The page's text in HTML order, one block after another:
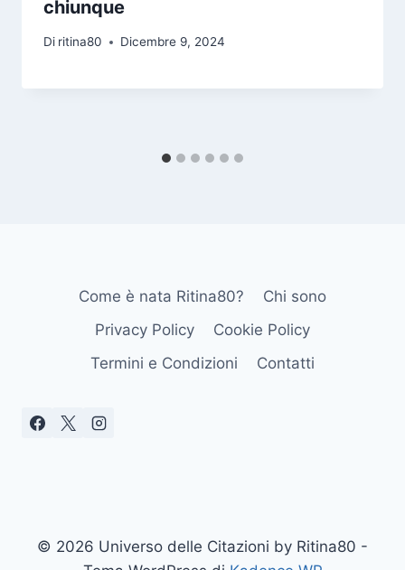
chiunque
Di ritina80 Dicembre 9, 2024
Come è nata Ritina80?
Chi sono
Privacy Policy
Cookie Policy
Termini e Condizioni
Contatti
© 2026 Universo delle Citazioni by Ritina80 -